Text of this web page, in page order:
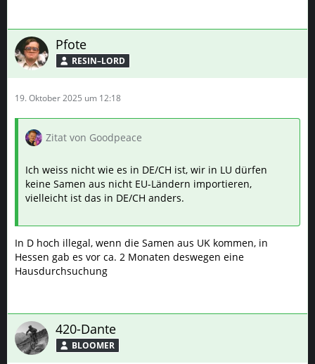
Pfote
RESIN–LORD
19. Oktober 2025 um 12:18
Zitat von Goodpeace
Ich weiss nicht wie es in DE/CH ist, wir in LU dürfen
keine Samen aus nicht EU-Ländern importieren,
vielleicht ist das in DE/CH anders.
In D hoch illegal, wenn die Samen aus UK kommen, in
Hessen gab es vor ca. 2 Monaten deswegen eine
Hausdurchsuchung
420-Dante
BLOOMER